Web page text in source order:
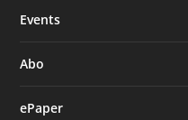
Events
Abo
ePaper